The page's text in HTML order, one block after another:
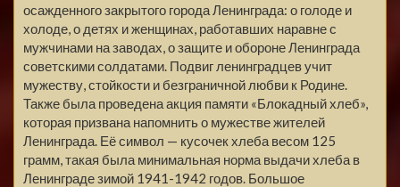
осажденного закрытого города Ленинграда: о голоде и
холоде, о детях и женщинах, работавших наравне с
мужчинами на заводах, о защите и обороне Ленинграда
советскими солдатами. Подвиг ленинградцев учит
мужеству, стойкости и безграничной любви к Родине.
Также была проведена акция памяти «Блокадный хлеб»,
которая призвана напомнить о мужестве жителей
Ленинграда. Её символ — кусочек хлеба весом 125
грамм, такая была минимальная норма выдачи хлеба в
Ленинграде зимой 1941-1942 годов. Большое